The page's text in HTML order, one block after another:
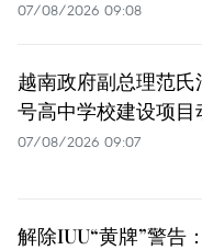
07/08/2026 09:08
越南政府副总理范
号高中学校建设项目
07/08/2026 09:07
解除IUU“黄牌”警告